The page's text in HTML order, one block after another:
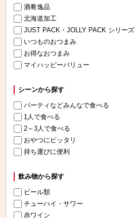
酒肴逸品
北海道加工
JUST PACK・JOLLY PACK シリーズ
いつものおつまみ
お得なおつまみ
マイハッピーバリュー
シーンから探す
パーティなどみんなで食べる
1人で食べる
2～3人で食べる
おやつにピッタリ
持ち運びに便利
飲み物から探す
ビール類
チューハイ・サワー
赤ワイン